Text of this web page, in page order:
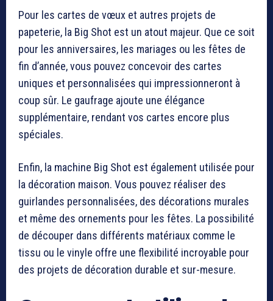
Pour les cartes de vœux et autres projets de
papeterie, la Big Shot est un atout majeur. Que ce soit
pour les anniversaires, les mariages ou les fêtes de
fin d’année, vous pouvez concevoir des cartes
uniques et personnalisées qui impressionneront à
coup sûr. Le gaufrage ajoute une élégance
supplémentaire, rendant vos cartes encore plus
spéciales.
Enfin, la machine Big Shot est également utilisée pour
la décoration maison. Vous pouvez réaliser des
guirlandes personnalisées, des décorations murales
et même des ornements pour les fêtes. La possibilité
de découper dans différents matériaux comme le
tissu ou le vinyle offre une flexibilité incroyable pour
des projets de décoration durable et sur-mesure.